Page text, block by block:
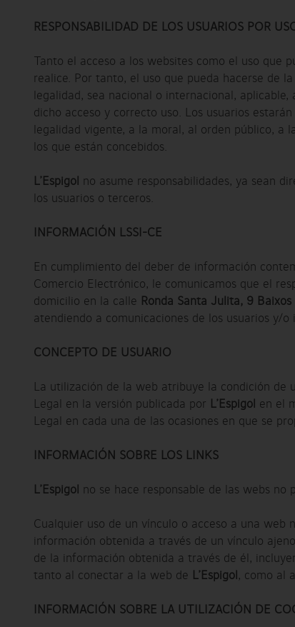
RESPONSABILIDAD DE LOS USUARIOS POR
Tanto el acceso a los websites como el uso que
realice. Por tanto, el uso que pueda hacerse de
legalidad, sea nacional o internacional,
dicho acceso y correcto uso. Los usuarios
legalidad vigente, a la moral, al orden público, a
los que están concebidos.
L’Espigol
no asume responsabilidades, ya sean
los usuarios o terceros.
INFORMACIÓN LSSI-CE
En cumplimiento del deber de información
Comercio Electrónico, le comunicamos que el
domicilio en la calle
Ronda Santa Julita, 9 Baixos
atendiendo a comunicaciones de los usuarios y/
CONCEPTO DE USUARIO
La utilización de la web atribuye la condición de
Legal en la versión publicada por
L’Espigol
en el
Legal en cada una de las ocasiones en que se
INFORMACIÓN SOBRE LOS LINKS
L’Espigol no se hace responsable de las webs
Cualquier uso de un vínculo o acceso a una web
información obtenida a través de un vínculo
de la información obtenida a través de él,
tanto al conectar a la web de
L’Espigol , como al
INFORMACIÓN SOBRE LA UTILIZACIÓN DE